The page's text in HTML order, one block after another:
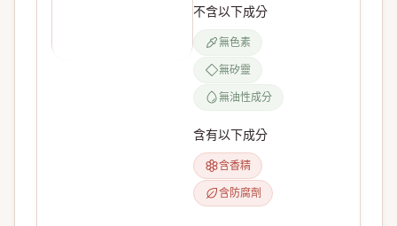
不含以下成分
無色素
無矽靈
無油性成分
含有以下成分
含香精
含防腐劑